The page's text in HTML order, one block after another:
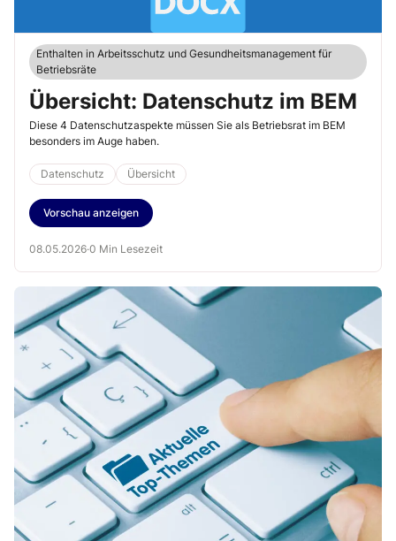
Enthalten in Arbeitsschutz und Gesundheitsmanagement für
Betriebsräte
Übersicht: Datenschutz im BEM
Diese 4 Datenschutzaspekte müssen Sie als Betriebsrat im BEM
besonders im Auge haben.
Datenschutz Übersicht
Vorschau anzeigen
08.05.2026·0 Min Lesezeit